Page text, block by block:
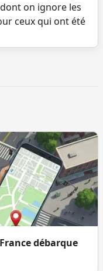
on ignore les
ceux qui ont été
débarque